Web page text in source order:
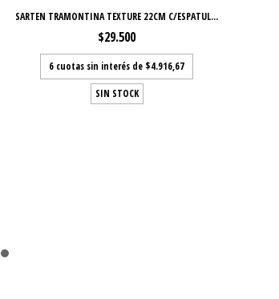
SARTEN TRAMONTINA TEXTURE 22CM C/ESPATUL...
$29.500
6 cuotas sin interés de $4.916,67
SIN STOCK